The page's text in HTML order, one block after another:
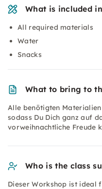
What is included
All required materials
Water
Snacks
What to bring to
Alle benötigten
sodass Du Dich ganz auf
vorweihnachtliche Freude
Who is the class
Dieser Workshop ist ideal